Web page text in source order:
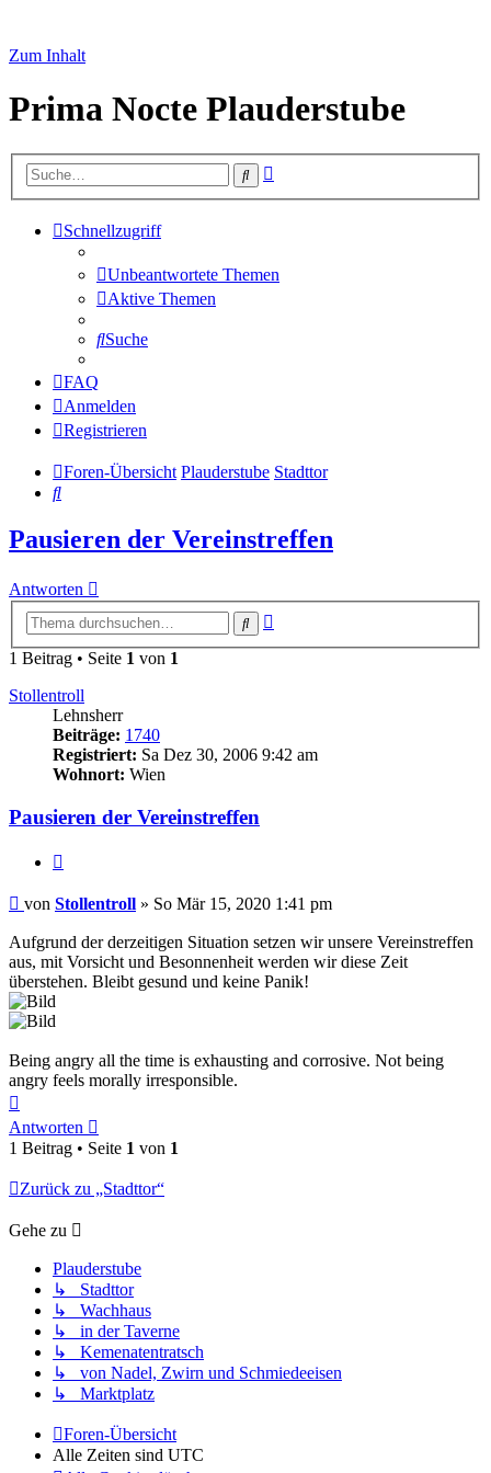
Zum Inhalt
Prima Nocte Plauderstube
Suche
Schnellzugriff
Unbeantwortete Themen
Aktive Themen
Suche
FAQ
Anmelden
Registrieren
Foren-Übersicht Plauderstube Stadttor
Suche
Pausieren der Vereinstreffen
Antworten
Suche
1 Beitrag • Seite 1 von 1
Stollentroll
Lehnsherr
Beiträge: 1740
Registriert: Sa Dez 30, 2006 9:42 am
Wohnort: Wien
Pausieren der Vereinstreffen
Beitrag
von Stollentroll » So Mär 15, 2020 1:41 pm
Aufgrund der derzeitigen Situation setzen wir unsere Vereinstreffen
aus, mit Vorsicht und Besonnenheit werden wir diese Zeit
überstehen. Bleibt gesund und keine Panik!
Being angry all the time is exhausting and corrosive. Not being
angry feels morally irresponsible.
oben
Antworten
1 Beitrag • Seite 1 von 1
Zurück zu „Stadttor“
Gehe zu
Plauderstube
↳ Stadttor
↳ Wachhaus
↳ in der Taverne
↳ Kemenatentratsch
↳ von Nadel, Zwirn und Schmiedeeisen
↳ Marktplatz
Foren-Übersicht
Alle Zeiten sind UTC